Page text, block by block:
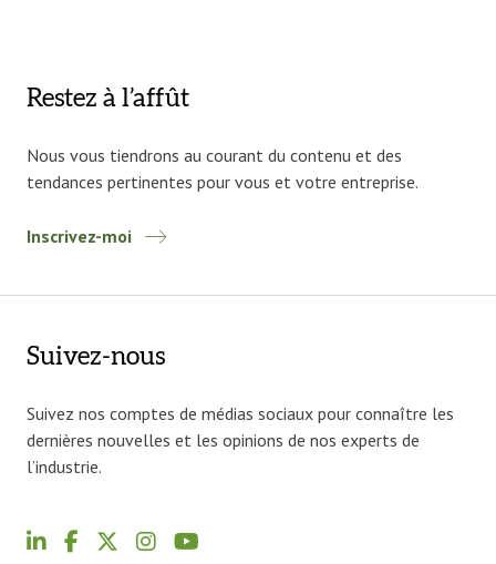
Restez à l’affût
Nous vous tiendrons au courant du contenu et des
tendances pertinentes pour vous et votre entreprise.
Inscrivez-moi
Suivez-nous
Suivez nos comptes de médias sociaux pour connaître les
dernières nouvelles et les opinions de nos experts de
l’industrie.